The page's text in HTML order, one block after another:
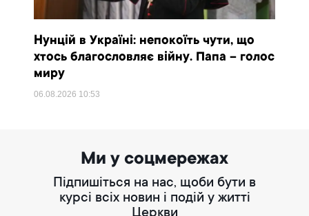
Нунцій в Україні: непокоїть чути, що
хтось благословляє війну. Папа – голос
миру
06.08.2026 10:53
Ми у соцмережах
Підпишіться на нас, щоби бути в
курсі всіх новин і подій у житті